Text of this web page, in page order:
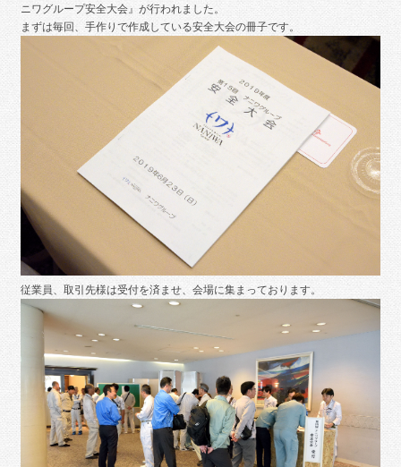
ニワグループ安全大会』が行われました。
まずは毎回、手作りで作成している安全大会の冊子です。
従業員、取引先様は受付を済ませ、会場に集まっております。